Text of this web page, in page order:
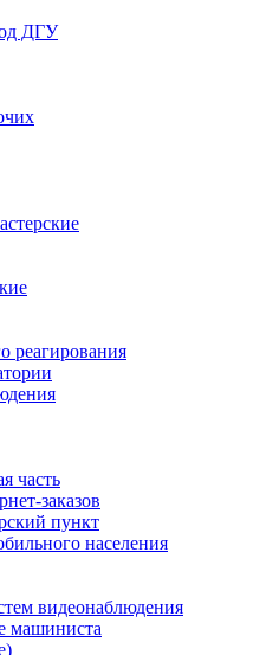
ДГУ
реагирования
часть
заказов
пункт
населения
видеонаблюдения
машиниста